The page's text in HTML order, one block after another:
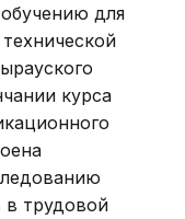
для
курса
в трудовой